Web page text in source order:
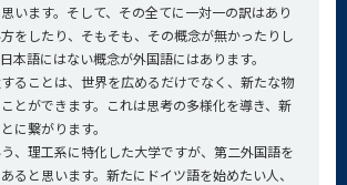
います。そして、その全てに一対一の訳はあり
をしたり、そもそも、その概念が無かったりし
本語にはない概念が外国語にはあります。
ることは、世界を広めるだけでなく、新たな物
とができます。これは思考の多様化を導き、新
に繋がります。
、理工系に特化した大学ですが、第二外国語を
ると思います。新たにドイツ語を始めたい人、